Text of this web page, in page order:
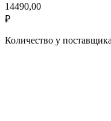
14490,00
₽
Количество у